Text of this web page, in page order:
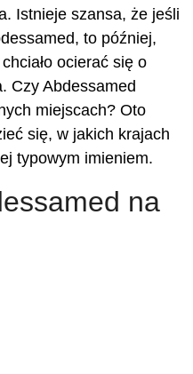
Istnieje szansa, że jeśli
to później,
ocierać się o
Czy Abdessamed
miejscach? Oto
się, w jakich krajach
typowym imieniem.
na